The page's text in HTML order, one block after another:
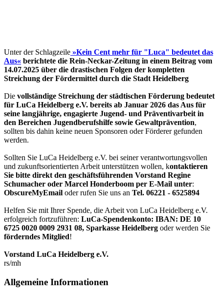
Unter der Schlagzeile »Kein Cent mehr für "Luca" bedeutet das
Aus« berichtete die Rein-Neckar-Zeitung in einem Beitrag vom
14.07.2025 über die drastischen Folgen der kompletten
Streichung der Fördermittel durch die Stadt Heidelberg
Die vollständige Streichung der städtischen Förderung bedeutet
für LuCa Heidelberg e.V. bereits ab Januar 2026 das Aus für
seine langjährige, engagierte Jugend- und Präventivarbeit in
den Bereichen Jugendberufshilfe sowie Gewaltprävention,
sollten bis dahin keine neuen Sponsoren oder Förderer gefunden
werden.
Sollten Sie LuCa Heidelberg e.V. bei seiner verantwortungsvollen
und zukunftsorientierten Arbeit unterstützen wollen, kontaktieren
Sie bitte direkt den geschäftsführenden Vorstand Regine
Schumacher oder Marcel Honderboom per E-Mail unter:
ObscureMyEmail oder rufen Sie uns an Tel. 06221 - 6525894
Helfen Sie mit Ihrer Spende, die Arbeit von LuCa Heidelberg e.V.
erfolgreich fortzuführen: LuCa-Spendenkonto: IBAN: DE 10
6725 0020 0009 2931 08, Sparkasse Heidelberg oder werden Sie
förderndes Mitglied!
Vorstand LuCa Heidelberg e.V.
rs/mh
Allgemeine Informationen